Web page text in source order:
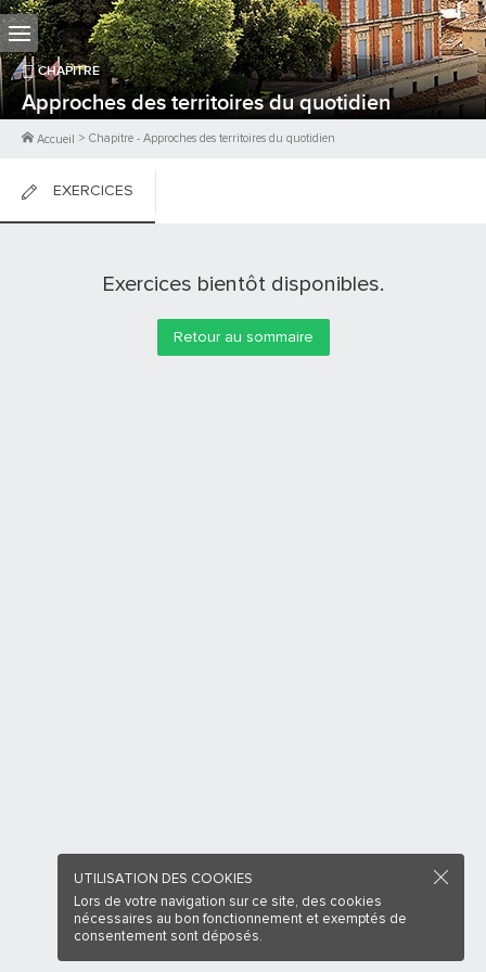
CHAPITRE
Approches des territoires du quotidien
Accueil > Chapitre - Approches des territoires du quotidien
EXERCICES
Exercices bientôt disponibles.
Retour au sommaire
UTILISATION DES COOKIES
Lors de votre navigation sur ce site, des cookies
nécessaires au bon fonctionnement et exemptés de
consentement sont déposés.